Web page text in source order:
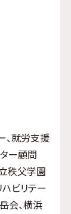
、就労支援
ー顧問
秩父学園
ビリテー
会、横浜